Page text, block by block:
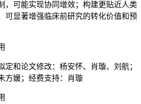
，可能实现协同增效；构建更贴近人类
可显著增强临床前研究的转化价值和预
定和论文修改：杨安怀、肖璇、刘航；
方媛；经费支持：肖璇